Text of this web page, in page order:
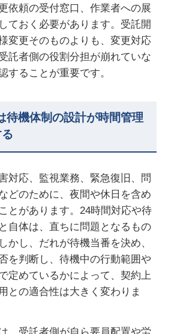
依頼の受付窓口、作業者への展
ておく必要があります。受託開
変更そのものよりも、変更対応
託者側の役割分担が崩れていな
することが重要です。
待機体制の設計が時間管理
対応、監視業務、緊急復旧、問
どのために、夜間や休日を含め
とがあります。 24時間対応や待
自体は、直ちに問題となるもの
かし、だれが待機当番を決め、
を判断し、待機中の行動範囲や
定めているかによって、契約上
との適合性は大きく変わりま